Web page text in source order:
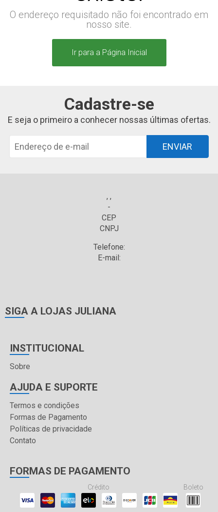
O endereço requisitado não foi encontrado em
nosso site.
Ir para a Página Inicial
Cadastre-se
E seja o primeiro a conhecer nossas últimas ofertas.
ENVIAR
, ,
-
CEP
CNPJ
Telefone:
E-mail:
SIGA A LOJAS JULIANA
INSTITUCIONAL
Sobre
AJUDA E SUPORTE
Termos e condições
Formas de Pagamento
Políticas de privacidade
Contato
FORMAS DE PAGAMENTO
Crédito Boleto